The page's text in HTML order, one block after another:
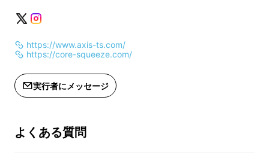
だわってきました。この想いをもっと多くのお
客様に届けたい！そう考えコアスクイーズを開
発いたしました。
そして今回、より多くの方々に効果的で簡単、
フェス」を用いた「トレーニング・メニュー」
をご提供します。
https://www.axis-ts.com/
https://core-squeeze.com/
実行者にメッセージ
よくある質問